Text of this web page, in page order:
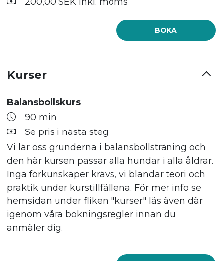
BOKA
Kurser
Balansbollskurs
90 min
Se pris i nästa steg
Vi lär oss grunderna i balansbollsträning och
den här kursen passar alla hundar i alla åldrar.
Inga förkunskaper krävs, vi blandar teori och
praktik under kurstillfällena. För mer info se
hemsidan under fliken "kurser" läs även där
igenom våra bokningsregler innan du
anmäler dig.